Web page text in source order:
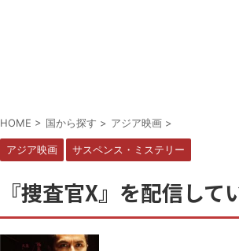
HOME > 国から探す > アジア映画 >
アジア映画 サスペンス・ミステリー
『捜査官X』を配信して